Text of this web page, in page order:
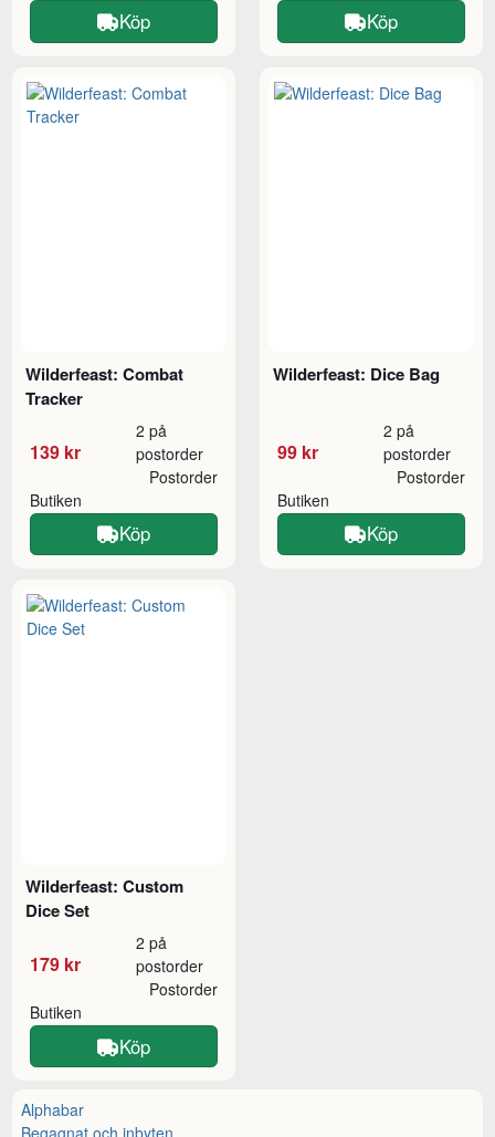
Köp Köp
Wilderfeast: Combat
Tracker
139 kr
2 på
postorder
Butiken
Postorder
Köp
Wilderfeast: Dice Bag
99 kr
2 på
postorder
Butiken
Postorder
Köp
Wilderfeast: Custom
Dice Set
179 kr
2 på
postorder
Butiken
Postorder
Köp
Alphabar
Begagnat och inbyten